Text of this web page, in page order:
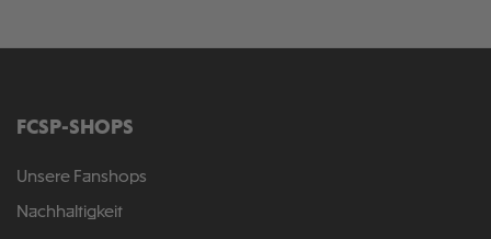
FCSP-SHOPS
Unsere Fanshops
Nachhaltigkeit